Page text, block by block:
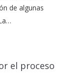
de algunas
el proceso